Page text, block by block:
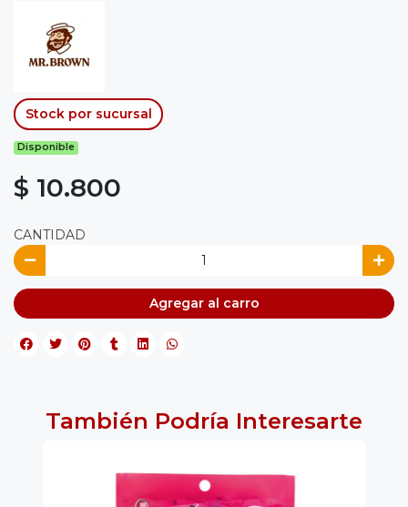
Stock por sucursal
Disponible
$ 10.800
CANTIDAD
Agregar al carro
También Podría Interesarte